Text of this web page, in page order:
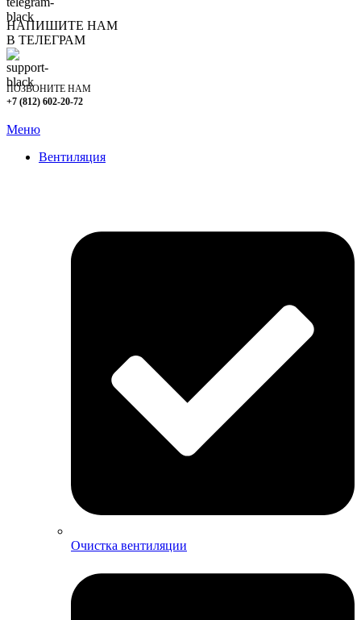
НАПИШИТЕ НАМ
В ТЕЛЕГРАМ
ПОЗВОНИТЕ НАМ
+7 (812) 602-20-72
Меню
Вентиляция
Очистка вентиляции